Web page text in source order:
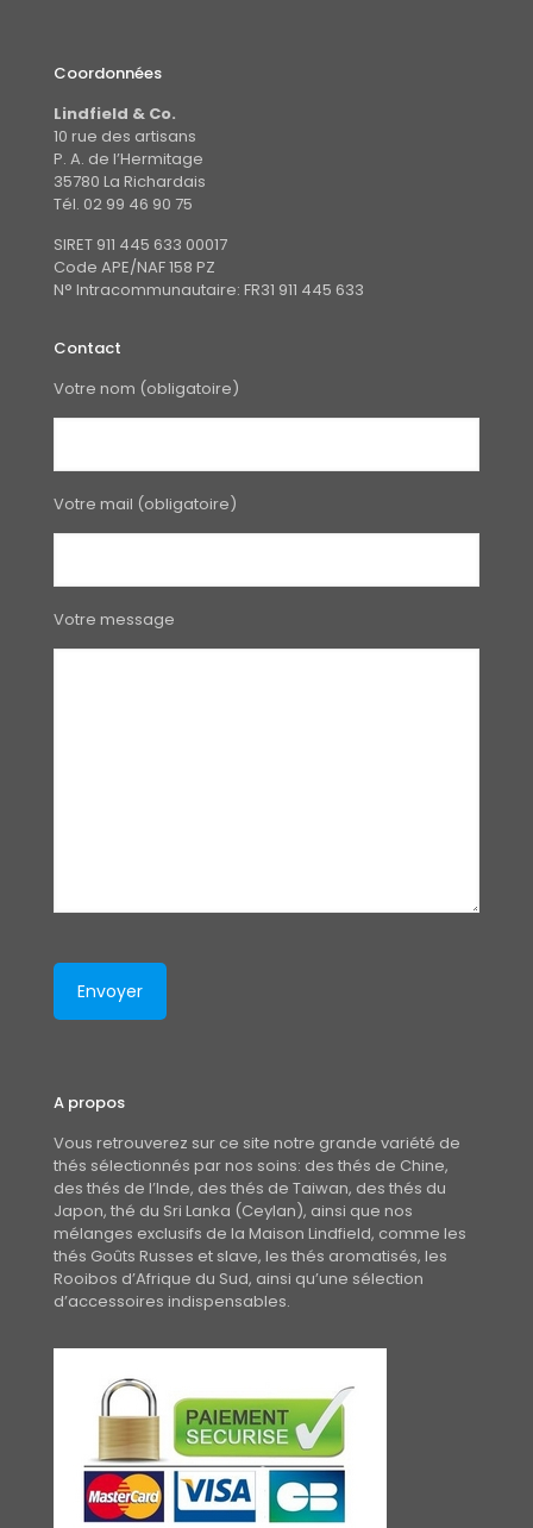
Coordonnées
Lindfield & Co.
10 rue des artisans
P. A. de l’Hermitage
35780 La Richardais
Tél. 02 99 46 90 75
SIRET 911 445 633 00017
Code APE/NAF 158 PZ
N° Intracommunautaire: FR31 911 445 633
Contact
Votre nom (obligatoire)
Votre mail (obligatoire)
Votre message
A propos
Vous retrouverez sur ce site notre grande variété de
thés sélectionnés par nos soins: des thés de Chine,
des thés de l’Inde, des thés de Taiwan, des thés du
Japon, thé du Sri Lanka (Ceylan), ainsi que nos
mélanges exclusifs de la Maison Lindfield, comme les
thés Goûts Russes et slave, les thés aromatisés, les
Rooibos d’Afrique du Sud, ainsi qu’une sélection
d’accessoires indispensables.